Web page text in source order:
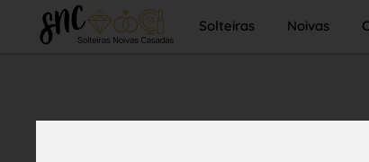
Solteiras Noivas